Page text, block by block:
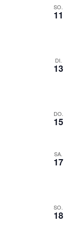
SO.
11
DI.
13
DO.
15
SA.
17
SO.
18